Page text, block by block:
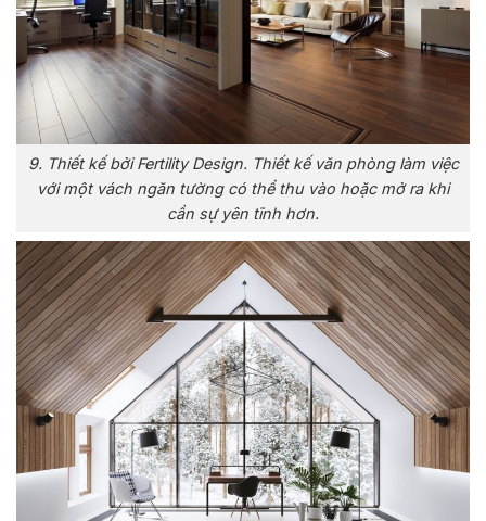
9. Thiết kế bởi Fertility Design. Thiết kế văn phòng làm việc
với một vách ngăn tường có thể thu vào hoặc mở ra khi
cần sự yên tĩnh hơn.